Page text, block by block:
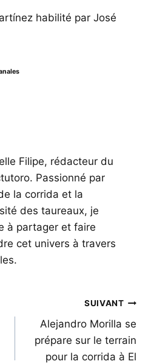
habilité par José
Filipe, rédacteur du
Passionné par
la corrida et la
des taureaux, je
à partager et faire
cet univers à travers
SUIVANT
Alejandro Morilla se
prépare sur le terrain
pour la corrida à El